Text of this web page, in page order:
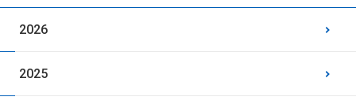
2026
2025